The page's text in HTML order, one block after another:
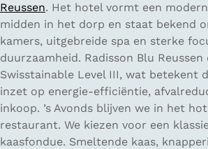
Reussen. Het hotel vormt een
midden in het dorp en staat bekend
kamers, uitgebreide spa en sterke
duurzaamheid. Radisson Blu Reussen
Swisstainable Level III, wat betekent
inzet op energie-efficiëntie,
inkoop. ’s Avonds blijven we in het
restaurant. We kiezen voor een
kaasfondue. Smeltende kaas,